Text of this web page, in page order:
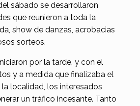
sábado se desarrollaron
que reunieron a toda la
show de danzas, acrobacias
sorteos.
por la tarde, y con el
y a medida que finalizaba el
localidad, los interesados
un tráfico incesante. Tanto